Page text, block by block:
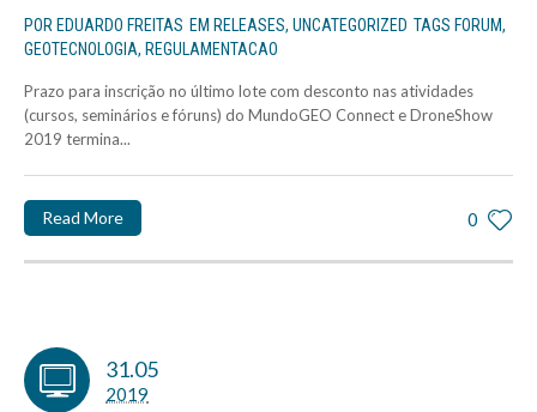
POR EDUARDO FREITAS EM RELEASES, UNCATEGORIZED TAGS FORUM,
GEOTECNOLOGIA, REGULAMENTACAO
Prazo para inscrição no último lote com desconto nas atividades
(cursos, seminários e fóruns) do MundoGEO Connect e DroneShow
2019 termina...
0
Read More
31.05
2019